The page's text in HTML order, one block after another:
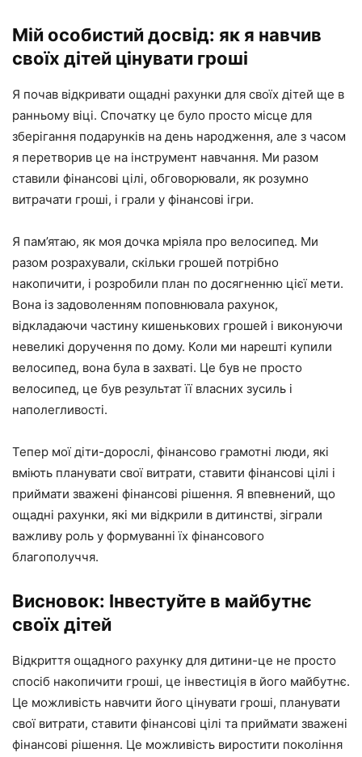
Мій особистий досвід: як я навчив
своїх дітей цінувати гроші
Я почав відкривати ощадні рахунки для своїх дітей ще в
ранньому віці. Спочатку це було просто місце для
зберігання подарунків на день народження, але з часом
я перетворив це на інструмент навчання. Ми разом
ставили фінансові цілі, обговорювали, як розумно
витрачати гроші, і грали у фінансові ігри.
Я пам’ятаю, як моя дочка мріяла про велосипед. Ми
разом розрахували, скільки грошей потрібно
накопичити, і розробили план по досягненню цієї мети.
Вона із задоволенням поповнювала рахунок,
відкладаючи частину кишенькових грошей і виконуючи
невеликі доручення по дому. Коли ми нарешті купили
велосипед, вона була в захваті. Це був не просто
велосипед, це був результат її власних зусиль і
наполегливості.
Тепер мої діти-дорослі, фінансово грамотні люди, які
вміють планувати свої витрати, ставити фінансові цілі і
приймати зважені фінансові рішення. Я впевнений, що
ощадні рахунки, які ми відкрили в дитинстві, зіграли
важливу роль у формуванні їх фінансового
благополуччя.
Висновок: Інвестуйте в майбутнє
своїх дітей
Відкриття ощадного рахунку для дитини-це не просто
спосіб накопичити гроші, це інвестиція в його майбутнє.
Це можливість навчити його цінувати гроші, планувати
свої витрати, ставити фінансові цілі та приймати зважені
фінансові рішення. Це можливість виростити покоління